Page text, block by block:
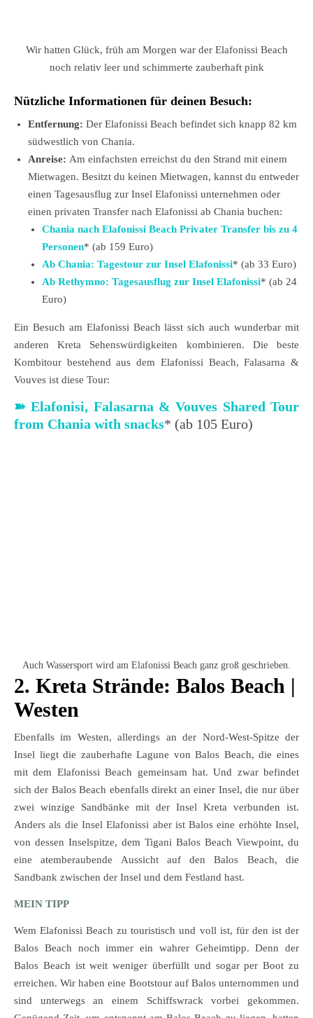
Wir hatten Glück, früh am Morgen war der Elafonissi Beach
noch relativ leer und schimmerte zauberhaft pink
Nützliche Informationen für deinen Besuch:
Entfernung: Der Elafonissi Beach befindet sich knapp 82 km
südwestlich von Chania.
Anreise: Am einfachsten erreichst du den Strand mit einem
Mietwagen. Besitzt du keinen Mietwagen, kannst du entweder
einen Tagesausflug zur Insel Elafonissi unternehmen oder
einen privaten Transfer nach Elafonissi ab Chania buchen:
Chania nach Elafonissi Beach Privater Transfer bis zu 4
Personen* (ab 159 Euro)
Ab Chania: Tagestour zur Insel Elafonissi* (ab 33 Euro)
Ab Rethymno: Tagesausflug zur Insel Elafonissi* (ab 24
Euro)
Ein Besuch am Elafonissi Beach lässt sich auch wunderbar mit
anderen Kreta Sehenswürdigkeiten kombinieren. Die beste
Kombitour bestehend aus dem Elafonissi Beach, Falasarna &
Vouves ist diese Tour:
➽ Elafonisi, Falasarna & Vouves Shared Tour
from Chania with snacks* (ab 105 Euro)
Auch Wassersport wird am Elafonissi Beach ganz groß geschrieben.
2. Kreta Strände: Balos Beach |
Westen
Ebenfalls im Westen, allerdings an der Nord-West-Spitze der
Insel liegt die zauberhafte Lagune von Balos Beach, die eines
mit dem Elafonissi Beach gemeinsam hat. Und zwar befindet
sich der Balos Beach ebenfalls direkt an einer Insel, die nur über
zwei winzige Sandbänke mit der Insel Kreta verbunden ist.
Anders als die Insel Elafonissi aber ist Balos eine erhöhte Insel,
von dessen Inselspitze, dem Tigani Balos Beach Viewpoint, du
eine atemberaubende Aussicht auf den Balos Beach, die
Sandbank zwischen der Insel und dem Festland hast.
MEIN TIPP
Wem Elafonissi Beach zu touristisch und voll ist, für den ist der
Balos Beach noch immer ein wahrer Geheimtipp. Denn der
Balos Beach ist weit weniger überfüllt und sogar per Boot zu
erreichen. Wir haben eine Bootstour auf Balos unternommen und
sind unterwegs an einem Schiffswrack vorbei gekommen.